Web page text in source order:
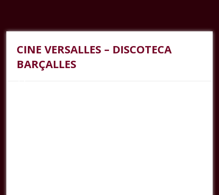
CINE VERSALLES – DISCOTECA
BARÇALLES